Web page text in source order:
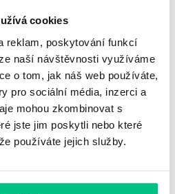
cookies
reklam, poskytování funkcí
naší návštěvnosti využíváme
o tom, jak náš web používáte,
pro sociální média, inzerci a
mohou zkombinovat s
jste jim poskytli nebo které
používáte jejich služby.
27.7.2026 zdražuje
Raiffeisenbank